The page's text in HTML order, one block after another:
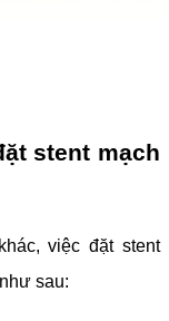
stent mạch
việc đặt stent
sau: